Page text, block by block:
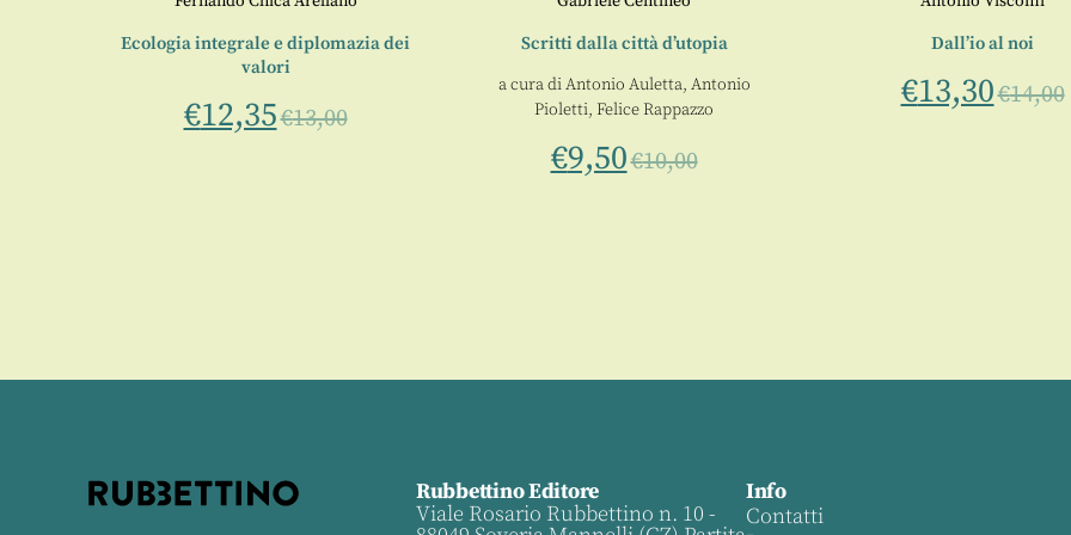
Ecologia integrale e diplomazia dei
valori
€12,35€13,00
Scritti dalla città d’utopia
a cura diAntonio Auletta, Antonio
Pioletti, Felice Rappazzo
€9,50€10,00
Dall’io al noi
€13,30€14,00
Rubbettino Editore
Viale Rosario Rubbettino n. 10 -
Info
Contatti